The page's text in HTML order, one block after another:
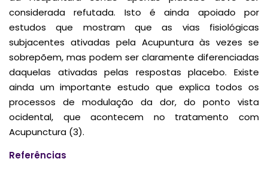
considerada refutada. Isto é ainda apoiado por
estudos que mostram que as vias fisiológicas
subjacentes ativadas pela Acupuntura às vezes se
sobrepõem, mas podem ser claramente diferenciadas
daquelas ativadas pelas respostas placebo. Existe
ainda um importante estudo que explica todos os
processos de modulação da dor, do ponto vista
ocidental, que acontecem no tratamento com
Acupunctura (3).
Referências